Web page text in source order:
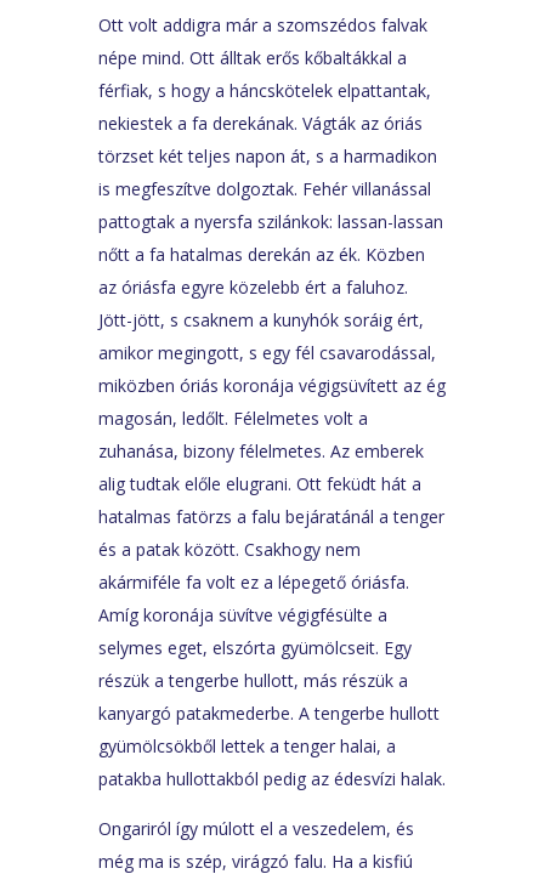
Ott volt addigra már a szomszédos falvak
népe mind. Ott álltak erős kőbaltákkal a
férfiak, s hogy a háncskötelek elpattantak,
nekiestek a fa derekának. Vágták az óriás
törzset két teljes napon át, s a harmadikon
is megfeszítve dolgoztak. Fehér villanással
pattogtak a nyersfa szilánkok: lassan-lassan
nőtt a fa hatalmas derekán az ék. Közben
az óriásfa egyre közelebb ért a faluhoz.
Jött-jött, s csaknem a kunyhók soráig ért,
amikor megingott, s egy fél csavarodással,
miközben óriás koronája végigsüvített az ég
magosán, ledőlt. Félelmetes volt a
zuhanása, bizony félelmetes. Az emberek
alig tudtak előle elugrani. Ott feküdt hát a
hatalmas fatörzs a falu bejáratánál a tenger
és a patak között. Csakhogy nem
akármiféle fa volt ez a lépegető óriásfa.
Amíg koronája süvítve végigfésülte a
selymes eget, elszórta gyümölcseit. Egy
részük a tengerbe hullott, más részük a
kanyargó patakmederbe. A tengerbe hullott
gyümölcsökből lettek a tenger halai, a
patakba hullottakból pedig az édesvízi halak.
Ongariról így múlott el a veszedelem, és
még ma is szép, virágzó falu. Ha a kisfiú